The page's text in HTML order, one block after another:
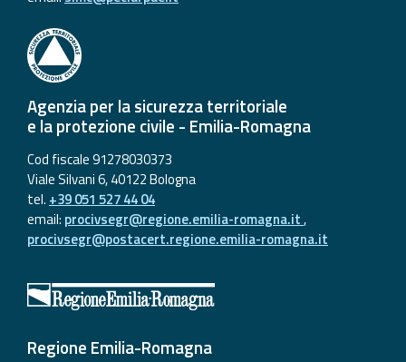
Agenzia per la sicurezza territoriale
e la protezione civile - Emilia-Romagna
Cod fiscale 91278030373
Viale Silvani 6, 40122 Bologna
tel. +39 051 527 44 04
email: procivsegr@regione.emilia-romagna.it,
procivsegr@postacert.regione.emilia-romagna.it
Regione Emilia-Romagna